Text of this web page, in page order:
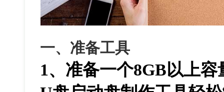
一、准备工具
1、准备一个8GB以上